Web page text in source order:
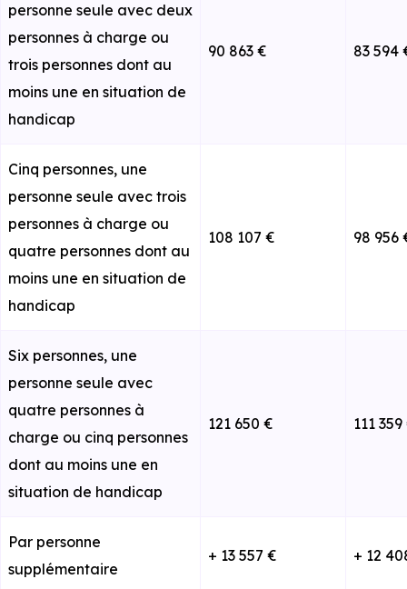
personne seule avec deux
personnes à charge ou
trois personnes dont au
moins une en situation de
handicap
90 863 € 83 594
Cinq personnes, une
personne seule avec trois
personnes à charge ou
quatre personnes dont au
moins une en situation de
handicap
108 107 € 98 956
Six personnes, une
personne seule avec
quatre personnes à
charge ou cinq personnes
dont au moins une en
situation de handicap
121 650 € 111
Par personne
supplémentaire
+ 13 557 € + 12